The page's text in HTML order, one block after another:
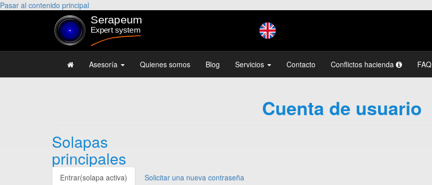
Pasar al contenido principal
Asesoría Quienes somos Blog Servicios Contacto Conflictos hacienda FAQ
Cuenta de usuario
Solapas
principales
Entrar(solapa activa) Solicitar una nueva contraseña